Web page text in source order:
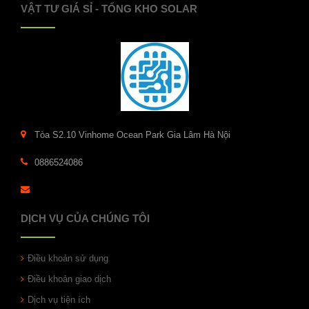
VẬT TƯ GIÁ SỈ - TỔNG KHO SOLAR
Tòa S2.10 Vinhome Ocean Park Gia Lâm Hà Nội
0886524086
DỊCH VỤ CỦA CHÚNG TÔI
Điều khoản sử dụng
Điều khoản giao dịch
Dịch vụ tiện ích